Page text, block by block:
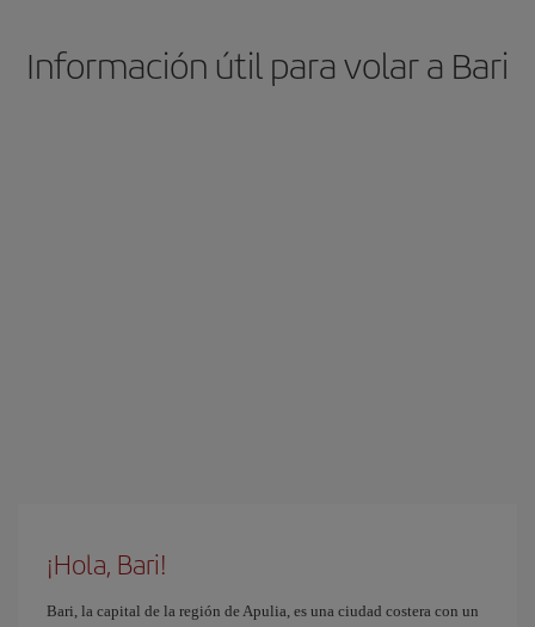
Información útil para volar a Bari
¡Hola, Bari!
Bari, la capital de la región de Apulia, es una ciudad costera con un